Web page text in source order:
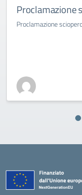
Proclamazione
Proclamazione